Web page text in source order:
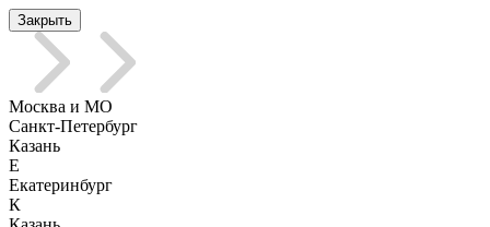
Закрыть
Москва и МО
Санкт-Петербург
Казань
Е
Екатеринбург
К